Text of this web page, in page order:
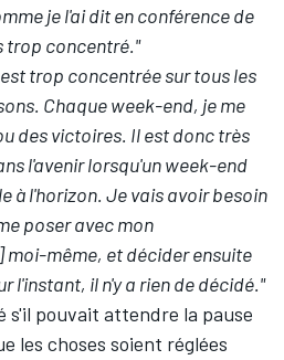
je l'ai dit en conférence de
trop concentré."
trop concentrée sur tous les
Chaque week-end, je me
des victoires. Il est donc très
l'avenir lorsqu'un week-end
à l'horizon. Je vais avoir besoin
poser avec mon
même, et décider ensuite
l'instant, il n'y a rien de décidé."
s'il pouvait attendre la pause
les choses soient réglées